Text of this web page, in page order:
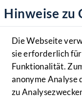
Hilfe
Benutzer
MENÜ
Hinweise zu
Die Webseite
sie erforderlich
Funktionalität.
anonyme
zu